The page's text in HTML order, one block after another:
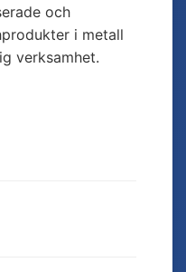
och
i metall
verksamhet.